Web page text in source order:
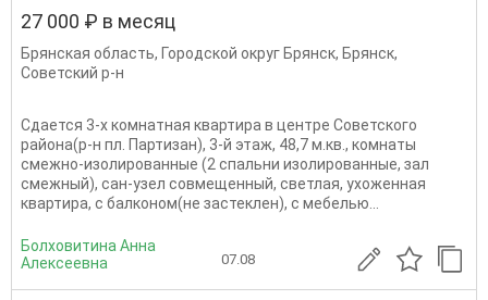
27 000 ₽ в месяц
Брянская область, Городской округ Брянск, Брянск,
Советский р-н
Сдается 3-х комнатная квартира в центре Советского
района(р-н пл. Партизан), 3-й этаж, 48,7 м.кв., комнаты
смежно-изолированные (2 спальни изолированные, зал
смежный), сан-узел совмещенный, светлая, ухоженная
квартира, с балконом(не застеклен), с мебелью...
Болховитина Анна
Алексеевна
07.08